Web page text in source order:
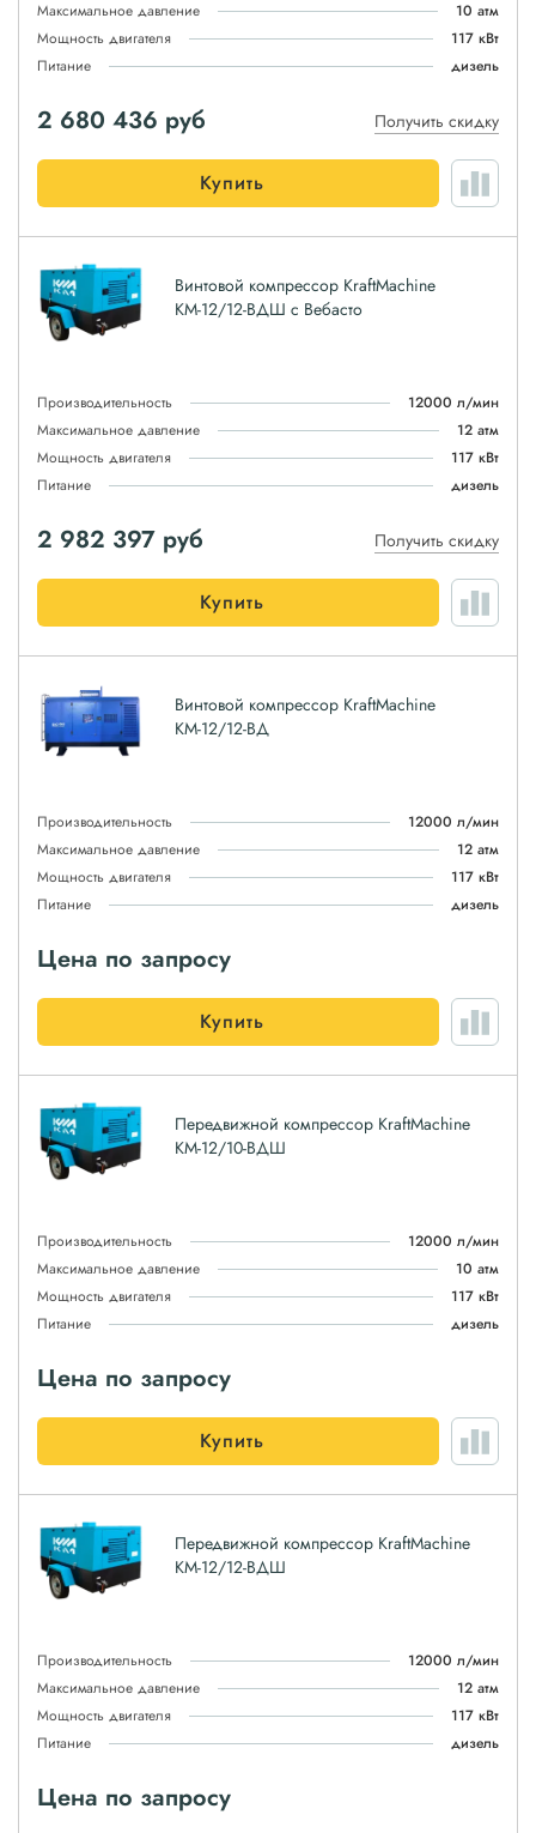
Максимальное давление
10 атм
Мощность двигателя
117 кВт
Питание
дизель
2 680 436 руб Получить скидку
Купить
Винтовой компрессор KraftMachine
КМ-12/12-ВДШ с Вебасто
Производительность
12000 л/мин
Максимальное давление
12 атм
Мощность двигателя
117 кВт
Питание
дизель
2 982 397 руб Получить скидку
Купить
Винтовой компрессор KraftMachine
КМ-12/12-ВД
Производительность
12000 л/мин
Максимальное давление
12 атм
Мощность двигателя
117 кВт
Питание
дизель
Цена по запросу
Купить
Передвижной компрессор KraftMachine
КМ-12/10-ВДШ
Производительность
12000 л/мин
Максимальное давление
10 атм
Мощность двигателя
117 кВт
Питание
дизель
Цена по запросу
Купить
Передвижной компрессор KraftMachine
КМ-12/12-ВДШ
Производительность
12000 л/мин
Максимальное давление
12 атм
Мощность двигателя
117 кВт
Питание
дизель
Цена по запросу